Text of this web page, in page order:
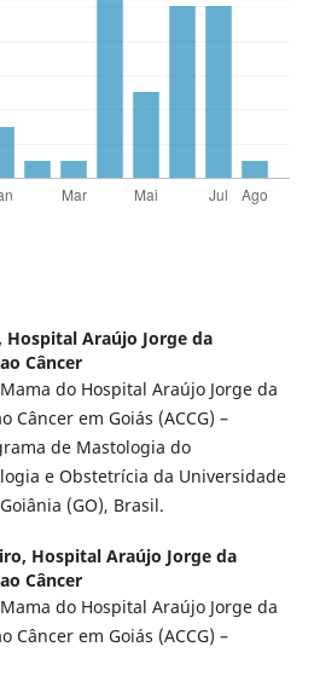
Hospital Araújo Jorge da
Câncer
do Hospital Araújo Jorge da
Câncer em Goiás (ACCG) –
de Mastologia do
e Obstetrícia da Universidade
(GO), Brasil.
Hospital Araújo Jorge da
Câncer
do Hospital Araújo Jorge da
Câncer em Goiás (ACCG) –